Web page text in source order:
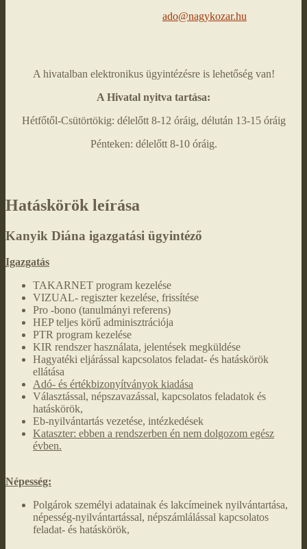
ado@nagykozar.hu
A hivatalban elektronikus ügyintézésre is lehetőség van!
A Hivatal nyitva tartása:
Hétfőtől-Csütörtökig: délelőtt 8-12 óráig, délután 13-15 óráig
Pénteken: délelőtt 8-10 óráig.
Hatáskörök leírása
Kanyik Diána igazgatási ügyintéző
Igazgatás
TAKARNET program kezelése
VIZUAL- regiszter kezelése, frissítése
Pro -bono (tanulmányi referens)
HEP teljes körű adminisztrációja
PTR program kezelése
KIR rendszer használata, jelentések megküldése
Hagyatéki eljárással kapcsolatos feladat- és hatáskörök
ellátása
Adó- és értékbizonyítványok kiadása
Választással, népszavazással, kapcsolatos feladatok és
hatáskörök,
Eb-nyilvántartás vezetése, intézkedések
Kataszter: ebben a rendszerben én nem dolgozom egész
évben.
Népesség:
Polgárok személyi adatainak és lakcímeinek nyilvántartása,
népesség-nyilvántartással, népszámlálással kapcsolatos
feladat- és hatáskörök,